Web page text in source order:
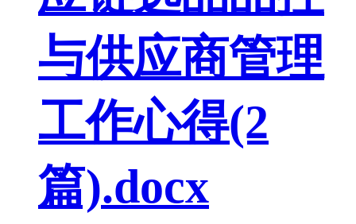
与供应商管理
工作心得(2
篇).docx